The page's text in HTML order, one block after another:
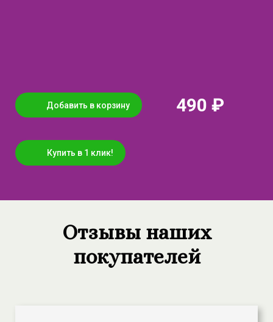
Добавить в корзину 490 ₽
Купить в 1 клик!
Отзывы наших
покупателей